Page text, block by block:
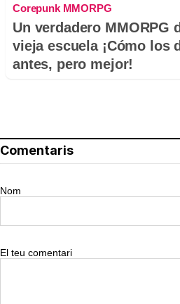
Corepunk MMORPG
Un verdadero MMORPG
vieja escuela ¡Cómo los
antes, pero mejor!
Comentaris
Nom
El teu comentari